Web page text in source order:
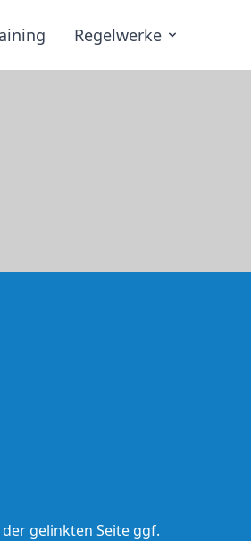
Regelwerke
gelinkten Seite ggf.